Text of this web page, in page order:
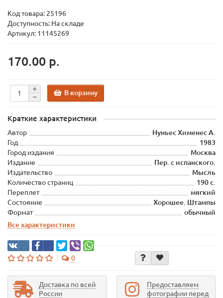
Код товара: 25196
Доступность: На складе
Артикул: 11145269
170.00 р.
В корзину
Краткие характеристики
Автор
Нуньес Хименес А.
Год
1983
Город издания
Москва
Издание
Пер. с испанского.
Издательство
Мысль
Количество страниц
190 с.
Переплет
мягкий
Состояние
Хорошее. Штампы
Формат
обычный
Все характеристики
0
Доставка по всей
России
Предоставляем
фотографии перед